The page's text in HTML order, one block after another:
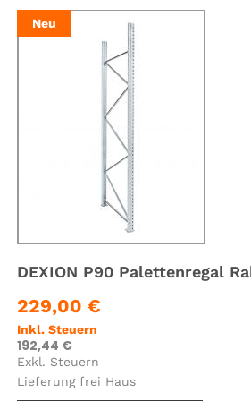
Neu
229,00 €
Inkl. Steuern
192,44 €
Exkl. Steuern
Lieferung frei Haus